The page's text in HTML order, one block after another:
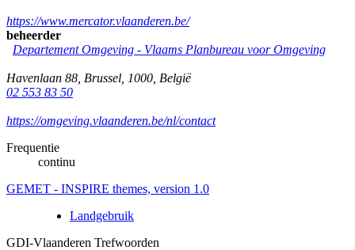
https://www.mercator.vlaanderen.be/
beheerder
Departement Omgeving - Vlaams Planbureau voor Omgeving
Havenlaan 88 Brussel 1000 België
02 553 83 50
https://omgeving.vlaanderen.be/nl/contact
Frequentie
continu
GEMET - INSPIRE themes, version 1.0
Landgebruik
GDI-Vlaanderen Trefwoorden